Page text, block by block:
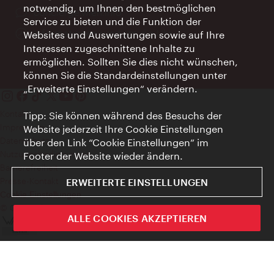
Ort:
concierge.wien.info
Öffnungszeiten:
Informationen rund um die Uhr
Kontakt
Impressum
Datenschutz
Nutzungsbedingungen
Barrierefreiheit
Cookie Einstellungen
© Copyright WienTourismus
notwendig, um Ihnen den bestmöglichen
Service zu bieten und die Funktion der
Websites und Auswertungen sowie auf Ihre
Interessen zugeschnittene Inhalte zu
ermöglichen. Sollten Sie dies nicht wünschen,
können Sie die Standardeinstellungen unter
„Erweiterte Einstellungen“ verändern.
Tipp: Sie können während des Besuchs der
Website jederzeit Ihre Cookie Einstellungen
über den Link “Cookie Einstellungen” im
Footer der Website wieder ändern.
ERWEITERTE EINSTELLUNGEN
ALLE COOKIES AKZEPTIEREN